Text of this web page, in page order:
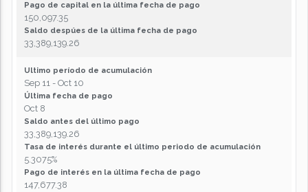
Pago de capital en la última fecha de pago
150,097.35
Saldo despúes de la última fecha de pago
33,389,139.26
Ultimo período de acumulación
Sep 11 - Oct 10
Última fecha de pago
Oct 8
Saldo antes del último pago
33,389,139.26
Tasa de interés durante el último periodo de acumulación
5.3075%
Pago de interés en la última fecha de pago
147,677.38